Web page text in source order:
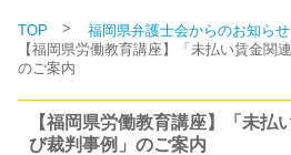
TOP > 福岡県弁護士会からのお知らせ
【福岡県労働教育講座】「未払い賃金関
のご案内
【福岡県労働教育講座】「未払
び裁判事例」のご案内